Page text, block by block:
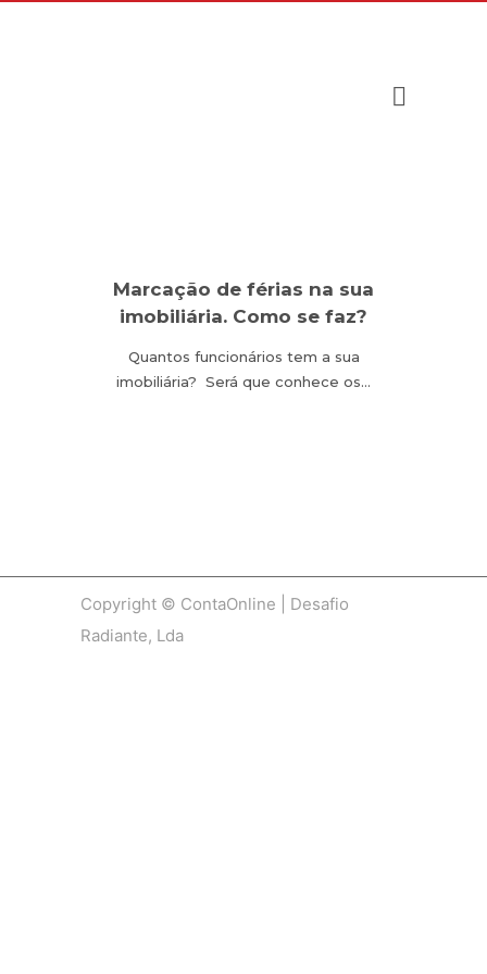
Marcação de férias na sua
imobiliária. Como se faz?
Quantos funcionários tem a sua
imobiliária? Será que conhece os…
Copyright © ContaOnline | Desafio
Radiante, Lda